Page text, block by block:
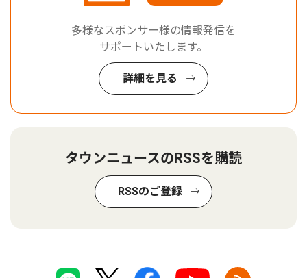
多様なスポンサー様の情報発信を
サポートいたします。
詳細を見る
タウンニュースのRSSを購読
RSSのご登録